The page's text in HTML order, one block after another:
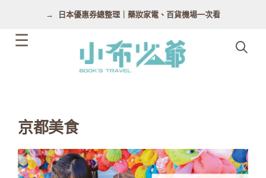
日本優惠券總整理｜藥妝家電、百貨機場一次看
京都美食